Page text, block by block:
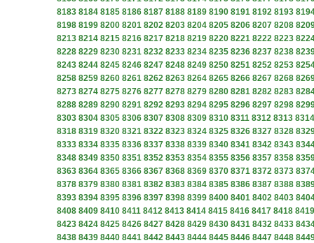
8183 8184 8185 8186 8187 8188 8189 8190 8191 8192 8193
8198 8199 8200 8201 8202 8203 8204 8205 8206 8207 8208
8213 8214 8215 8216 8217 8218 8219 8220 8221 8222 8223
8228 8229 8230 8231 8232 8233 8234 8235 8236 8237 8238
8243 8244 8245 8246 8247 8248 8249 8250 8251 8252 8253
8258 8259 8260 8261 8262 8263 8264 8265 8266 8267 8268
8273 8274 8275 8276 8277 8278 8279 8280 8281 8282 8283
8288 8289 8290 8291 8292 8293 8294 8295 8296 8297 8298
8303 8304 8305 8306 8307 8308 8309 8310 8311 8312 8313 8314
8318 8319 8320 8321 8322 8323 8324 8325 8326 8327 8328
8333 8334 8335 8336 8337 8338 8339 8340 8341 8342 8343
8348 8349 8350 8351 8352 8353 8354 8355 8356 8357 8358
8363 8364 8365 8366 8367 8368 8369 8370 8371 8372 8373
8378 8379 8380 8381 8382 8383 8384 8385 8386 8387 8388
8393 8394 8395 8396 8397 8398 8399 8400 8401 8402 8403
8408 8409 8410 8411 8412 8413 8414 8415 8416 8417 8418 8419
8423 8424 8425 8426 8427 8428 8429 8430 8431 8432 8433
8438 8439 8440 8441 8442 8443 8444 8445 8446 8447 8448